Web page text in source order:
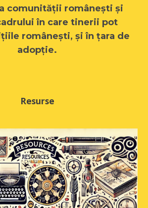
comunității românești și
în care tinerii pot
românești, și în țara de
adopție.
Resurse